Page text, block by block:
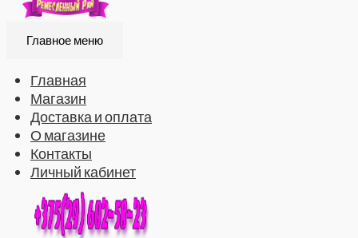
Главное меню
Главная
Магазин
Доставка и оплата
О магазине
Контакты
Личный кабинет